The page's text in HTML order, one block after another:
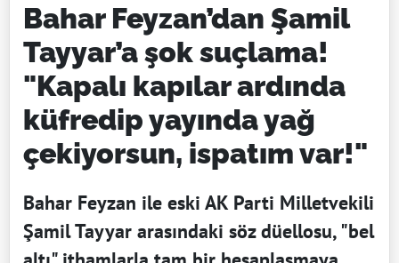
Bahar Feyzan’dan Şamil
Tayyar’a şok suçlama!
"Kapalı kapılar ardında
küfredip yayında yağ
çekiyorsun, ispatım var!"
Bahar Feyzan ile eski AK Parti Milletvekili
Şamil Tayyar arasındaki söz düellosu, "bel